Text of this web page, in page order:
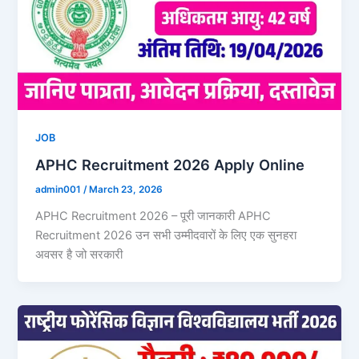
JOB
APHC Recruitment 2026 Apply Online
admin001/ March 23, 2026
APHC Recruitment 2026 – पूरी जानकारी APHC
Recruitment 2026 उन सभी उम्मीदवारों के लिए एक सुनहरा
अवसर है जो सरकारी